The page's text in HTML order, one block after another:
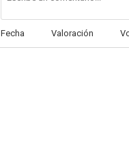
Fecha Valoración